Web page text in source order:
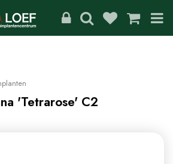
'Tetrarose' C2